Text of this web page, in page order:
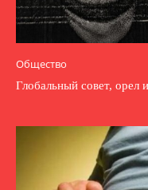
Общество
Глобальный совет, орел